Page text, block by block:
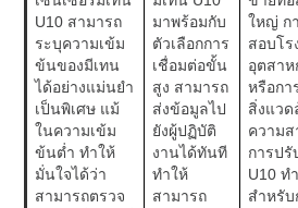
U10 สามารถ
ระบุความเข้ม
ข้นของมีเทน
ได้อย่างแม่นยำ
เป็นพิเศษ แม้
ในความเข้ม
ข้นต่ำ ทำให้
มั่นใจได้ว่า
สามารถตรวจ
มาพร้อมกับ
ตัวเลือกการ
เชื่อมต่อขั้น
สูง สามารถ
ส่งข้อมูลไป
ยังผู้ปฏิบัติ
งานได้ทันที
ทำให้
สามารถ
ใหญ่ ก
สอบโร
อุตสาห
หรือกา
สิ่งแวด
ความส
การปรั
U10 ท
สำหรับ